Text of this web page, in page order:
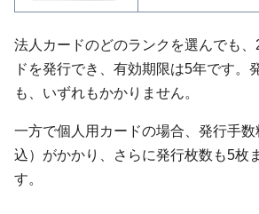
法人カードのどのランクを選んでも
ドを発行でき、有効期限は5年です。
も、いずれもかかりません。
一方で個人用カードの場合、発行手
込）がかかり、さらに発行枚数も5枚
す。